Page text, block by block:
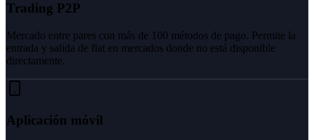
Trading P2P
Mercado entre pares con más de 100 métodos de pago. Permite la
entrada y salida de fiat en mercados donde no está disponible
directamente.
Aplicación móvil